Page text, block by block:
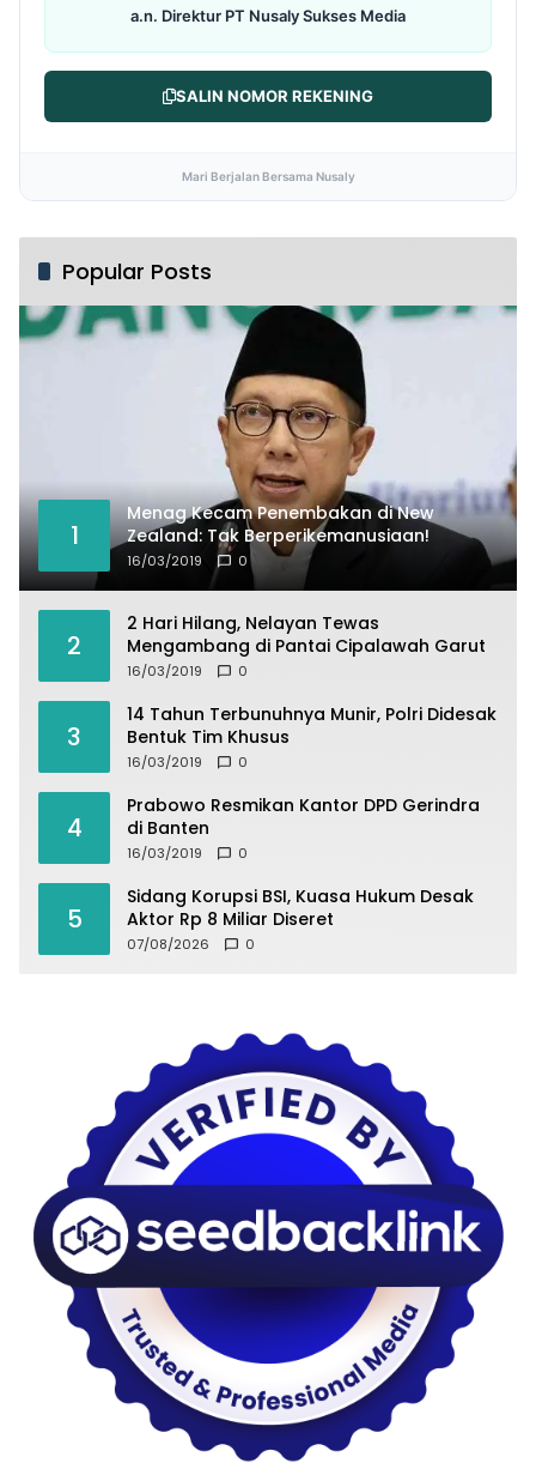
a.n. Direktur PT Nusaly Sukses Media
SALIN NOMOR REKENING
Mari Berjalan Bersama Nusaly
Popular Posts
1
Menag Kecam Penembakan di New
Zealand: Tak Berperikemanusiaan!
16/03/2019 0
2
2 Hari Hilang, Nelayan Tewas
Mengambang di Pantai Cipalawah Garut
16/03/2019 0
3
14 Tahun Terbunuhnya Munir, Polri Didesak
Bentuk Tim Khusus
16/03/2019 0
4
Prabowo Resmikan Kantor DPD Gerindra
di Banten
16/03/2019 0
5
Sidang Korupsi BSI, Kuasa Hukum Desak
Aktor Rp 8 Miliar Diseret
07/08/2026 0